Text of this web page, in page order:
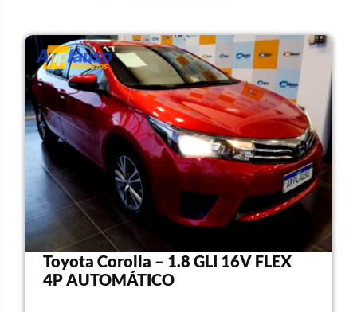
Toyota Corolla – 1.8 GLI 16V FLEX
4P AUTOMÁTICO